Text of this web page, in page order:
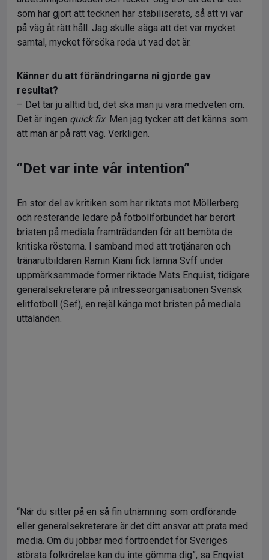
som har gjort att tecknen har stabiliserats, så att vi var
på väg åt rätt håll. Jag skulle säga att det var mycket
samtal, mycket försöka reda ut vad det är.
Känner du att förändringarna ni gjorde gav
resultat?
– Det tar ju alltid tid, det ska man ju vara medveten om.
Det är ingen quick fix. Men jag tycker att det känns som
att man är på rätt väg. Verkligen.
“Det var inte vår intention”
En stor del av kritiken som har riktats mot Möllerberg
och resterande ledare på fotbollförbundet har berört
bristen på mediala framträdanden för att bemöta de
kritiska rösterna. I samband med att trotjänaren och
tränarutbildaren Ramin Kiani fick lämna Svff under
uppmärksammade former riktade Mats Enquist, tidigare
generalsekreterare på intresseorganisationen Svensk
elitfotboll (Sef), en rejäl känga mot bristen på mediala
uttalanden.
“När du sitter på en så fin utnämning som ordförande
eller generalsekreterare är det ditt ansvar att prata med
media. Om du jobbar med förtroendet för Sveriges
största folkrörelse kan du inte gömma dig”, sa Enqvist